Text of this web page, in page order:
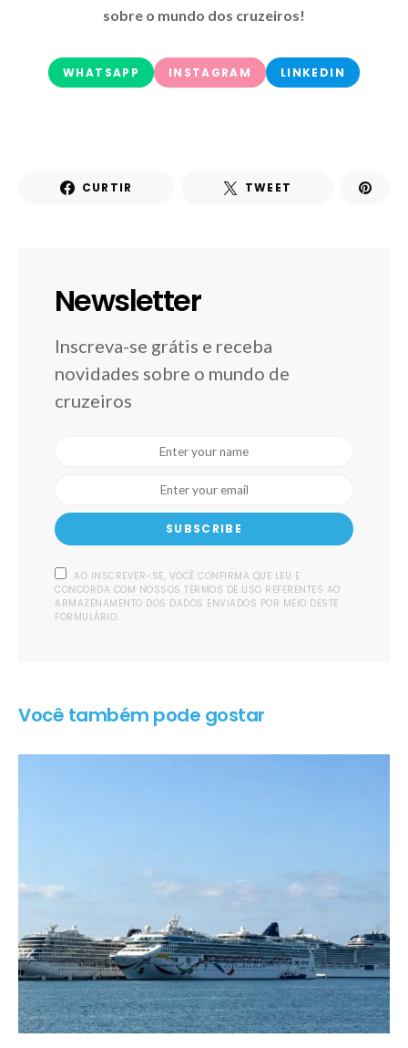
sobre o mundo dos cruzeiros!
WHATSAPP INSTAGRAM LINKEDIN
CURTIR TWEET
Newsletter
Inscreva-se grátis e receba
novidades sobre o mundo de
cruzeiros
SUBSCRIBE
AO INSCREVER-SE, VOCÊ CONFIRMA QUE LEU E
CONCORDA COM NOSSOS TERMOS DE USO REFERENTES AO
ARMAZENAMENTO DOS DADOS ENVIADOS POR MEIO DESTE
FORMULÁRIO.
Você também pode gostar